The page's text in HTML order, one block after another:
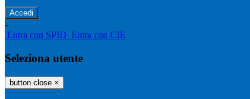
-
Entra con SPID Entra con CIE
Seleziona utente
button close ×